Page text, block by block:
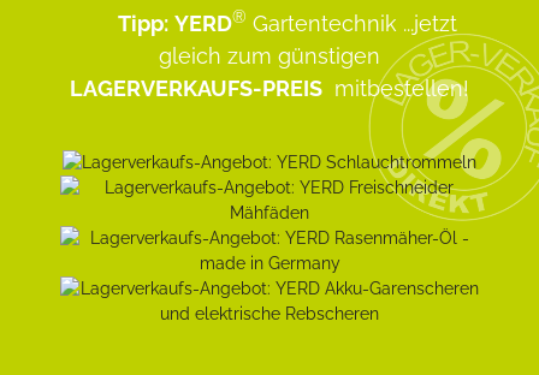
Tipp: YERD® Gartentechnik ...jetzt
gleich zum günstigen
LAGERVERKAUFS-PREIS mitbestellen!